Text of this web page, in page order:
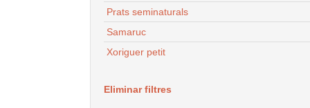
Prats seminaturals
Samaruc
Xoriguer petit
Eliminar filtres